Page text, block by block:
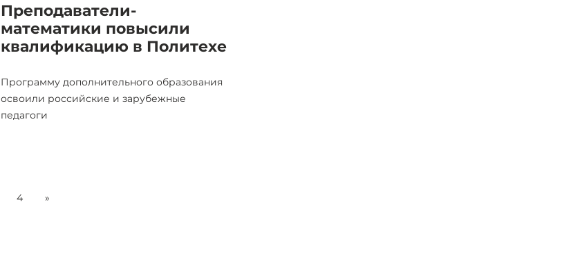
Преподаватели-
математики повысили
квалификацию в Политехе
Программу дополнительного образования
освоили российские и зарубежные
педагоги
4 »